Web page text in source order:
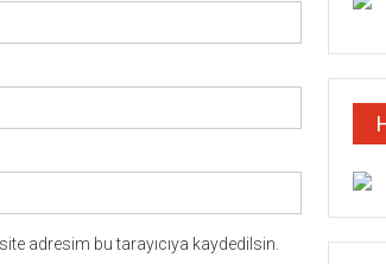
adresim bu tarayıcıya kaydedilsin.